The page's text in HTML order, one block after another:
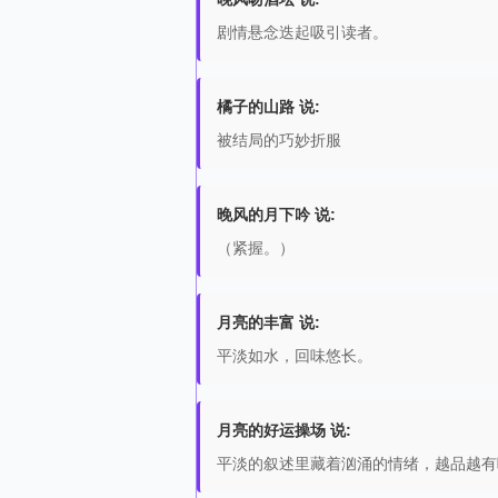
剧情悬念迭起吸引读者。
橘子的山路 说:
被结局的巧妙折服
晚风的月下吟 说:
（紧握。）
月亮的丰富 说:
平淡如水，回味悠长。
月亮的好运操场 说:
平淡的叙述里藏着汹涌的情绪，越品越